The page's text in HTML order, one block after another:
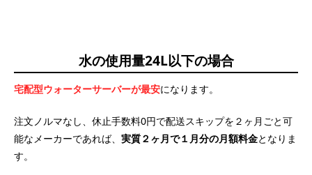
水の使用量24L以下の場合
宅配型ウォーターサーバーが最安になります。
注文ノルマなし、休止手数料0円で配送スキップを２ヶ月ごと可
能なメーカーであれば、 実質２ヶ月で１月分の月額料金となりま
す。